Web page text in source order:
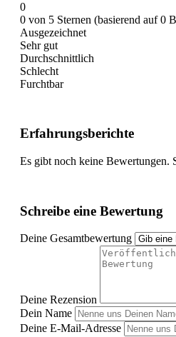
0
0 von 5 Sternen (basierend auf 0
Ausgezeichnet
Sehr gut
Durchschnittlich
Schlecht
Furchtbar
Erfahrungsberichte
Es gibt noch keine Bewertungen.
Schreibe eine Bewertung
Deine Gesamtbewertung
Deine Rezension
Dein Name
Deine E-Mail-Adresse